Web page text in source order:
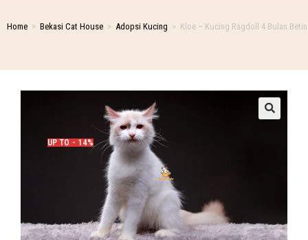
Home > Bekasi Cat House > Adopsi Kucing > Kloe – Kucing Ragdoll 4 Bulan
UP TO - 14%